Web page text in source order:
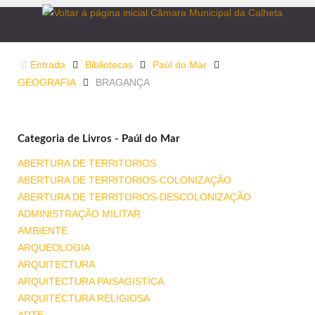
Entrada Bibliotecas
Paúl do Mar
GEOGRAFIA
BRAGANÇA
Categoria de Livros - Paúl do Mar
ABERTURA DE TERRITORIOS
ABERTURA DE TERRITORIOS-COLONIZAÇÃO
ABERTURA DE TERRITORIOS-DESCOLONIZAÇÃO
ADMINISTRAÇÃO MILITAR
AMBIENTE
ARQUEOLOGIA
ARQUITECTURA
ARQUITECTURA PAISAGISTICA
ARQUITECTURA RELIGIOSA